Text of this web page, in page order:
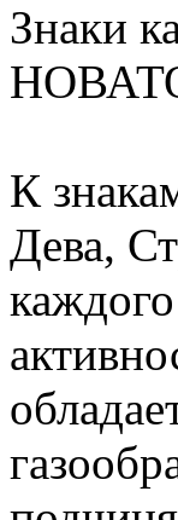
Знаки
К
Дева,